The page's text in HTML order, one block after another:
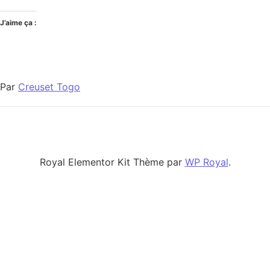
J’aime ça :
Par Creuset Togo
Royal Elementor Kit Thème par WP Royal.